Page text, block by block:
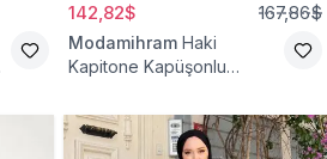
142,82$ 167,86$
Modamihram Haki
Kapitone Kapüşonlu